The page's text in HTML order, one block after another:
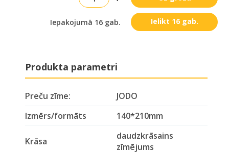
Iepakojumā 16 gab. Ielikt 16 gab.
Produkta parametri
Preču zīme:
JODO
Izmērs/formāts
140*210mm
Krāsa
daudzkrāsains
zīmējums